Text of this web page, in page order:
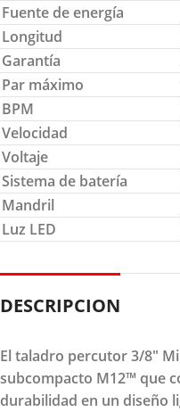
Fuente de energía
Longitud
Garantía
Par máximo
BPM
Velocidad
Voltaje
Sistema de batería
Mandril
Luz LED
DESCRIPCION
El taladro percutor 3/8"
subcompacto M12™ que
durabilidad en un diseño